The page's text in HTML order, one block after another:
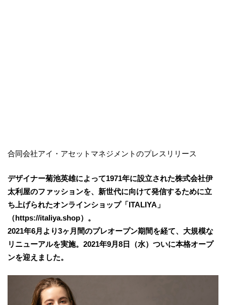
合同会社アイ・アセットマネジメントのプレスリリース
デザイナー菊池英雄によって1971年に設立された株式会社伊
太利屋のファッションを、新世代に向けて発信するために立
ち上げられたオンラインショップ「ITALIYA」
（https://italiya.shop）。
2021年6月より3ヶ月間のプレオープン期間を経て、大規模な
リニューアルを実施。2021年9月8日（水）ついに本格オープ
ンを迎えました。